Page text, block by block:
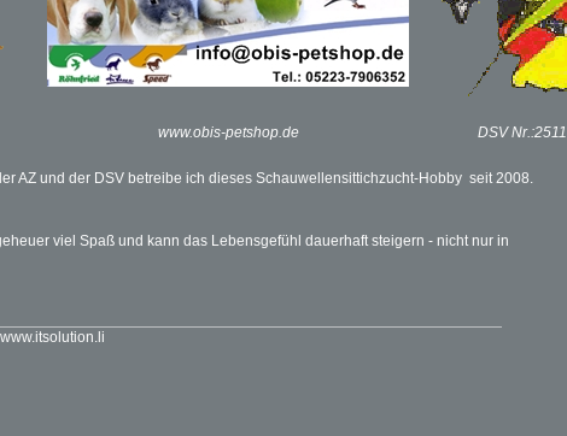
www.obis-petshop.de DSV Nr.:2511
AZ und der DSV betreibe ich dieses Schauwellensittichzucht-Hobby seit 2008.
viel Spaß und kann das Lebensgefühl dauerhaft steigern - nicht nur in